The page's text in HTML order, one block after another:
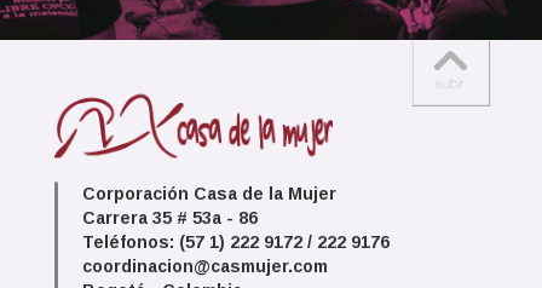
Corporación Casa de la Mujer
Carrera 35 # 53a - 86
Teléfonos: (57 1) 222 9172 / 222 9176
coordinacion@casmujer.com